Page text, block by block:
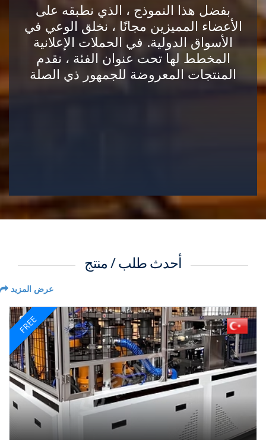
بفضل هذا النموذج ، الذي نطبقه على
الأعضاء المميزين مجانًا ، نخلق الوعي في
الأسواق الدولية. في الحملات الإعلانية
المخطط لها تحت عنوان الفئة ، نقدم
المنتجات المعروضة للجمهور ذي الصلة
أحدث طلب / منتج
عرض المزيد
FREE